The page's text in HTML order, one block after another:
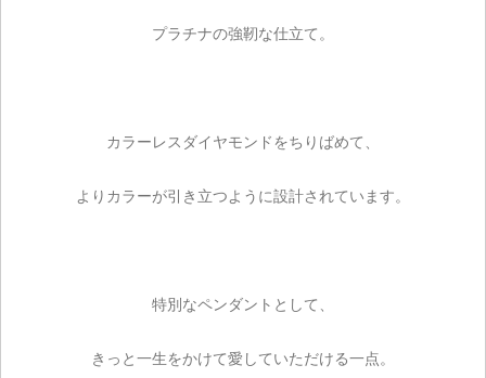
プラチナの強靭な仕立て。
カラーレスダイヤモンドをちりばめて、
よりカラーが引き立つように設計されています。
特別なペンダントとして、
きっと一生をかけて愛していただける一点。
ご注文手続き
お買い物を続ける